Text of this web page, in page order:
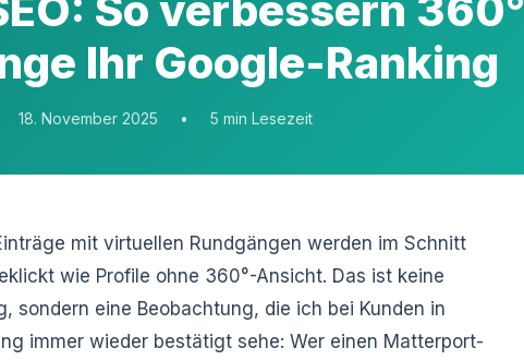
Ihr Google-Ranking
18. November 2025 • 5 min Lesezeit
mit virtuellen Rundgängen werden im Schnitt
wie Profile ohne 360°-Ansicht. Das ist keine
sondern eine Beobachtung, die ich bei Kunden in
immer wieder bestätigt sehe: Wer einen Matterport-